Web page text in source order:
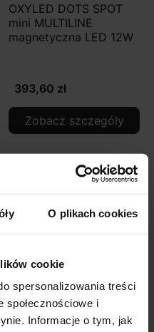
O plikach cookies
cookie
spersonalizowania treści
społecznościowe i
Informacje o tym, jak
OXYLED DOTS SPOT
mini MULTILINE
magnetyczna LED 12W
393,60 zł
Zobacz szczegóły
OXYLED LUCENA SLIM